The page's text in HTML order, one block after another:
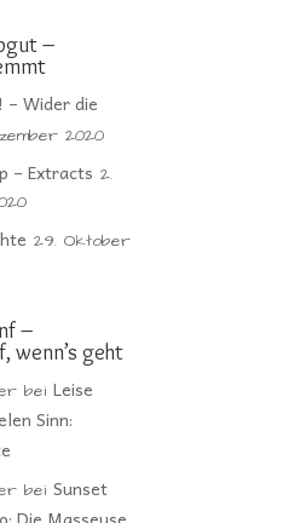
–
– Wider die
2020
– Extracts 2.
29. Oktober
–
wenn’s geht
beiLeise
Sinn:
beiSunset